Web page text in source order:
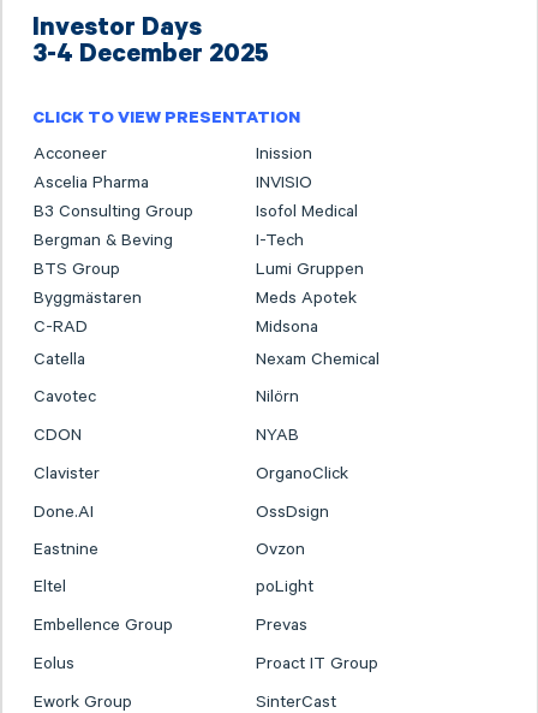
Investor Days
3-4 December 2025
CLICK TO VIEW PRESENTATION
Acconeer
Inission
Ascelia Pharma
INVISIO
B3 Consulting Group
Isofol Medical
Bergman & Beving
I-Tech
BTS Group
Lumi Gruppen
Byggmästaren
Meds Apotek
C-RAD
Midsona
Catella
Nexam Chemical
Cavotec
Nilörn
CDON
NYAB
Clavister
OrganoClick
Done.AI
OssDsign
Eastnine
Ovzon
Eltel
poLight
Embellence Group
Prevas
Eolus
Proact IT Group
Ework Group
SinterCast